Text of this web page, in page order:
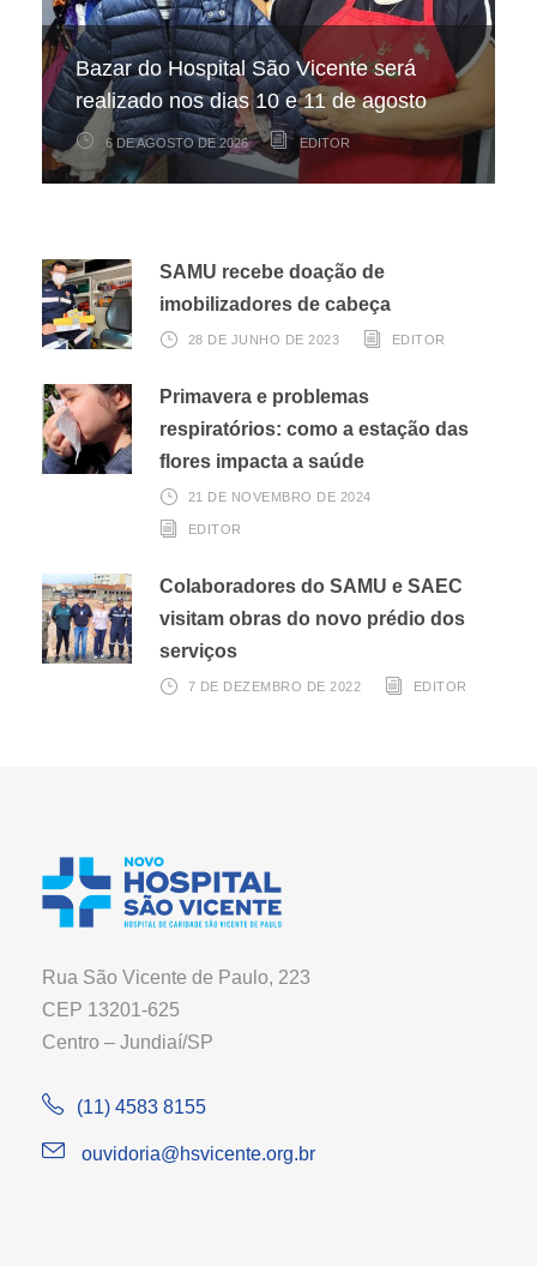
Bazar do Hospital São Vicente será
realizado nos dias 10 e 11 de agosto
6 DE AGOSTO DE 2026 EDITOR
Hospital São Vicente participa de
mapeamento nacional sobre câncer
infantojuvenil
6 DE AGOSTO DE 2026 EDITOR
Hospital São Vicente expande
arrecadação de cupons fiscais pela
Nota Fiscal Paulista
3 DE AGOSTO DE 2026 EDITOR
SAMU recebe doação de
imobilizadores de cabeça
28 DE JUNHO DE 2023 EDITOR
Primavera e problemas
respiratórios: como a estação das
flores impacta a saúde
21 DE NOVEMBRO DE 2024
EDITOR
Colaboradores do SAMU e SAEC
visitam obras do novo prédio dos
serviços
7 DE DEZEMBRO DE 2022 EDITOR
Rua São Vicente de Paulo, 223
CEP 13201-625
Centro – Jundiaí/SP
(11) 4583 8155
ouvidoria@hsvicente.org.br